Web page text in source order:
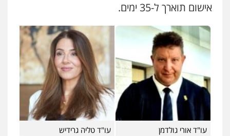
אישום תוארך ל-35 ימים.
עו"ד אורי גולדמן עו"ד טליה גרידיש